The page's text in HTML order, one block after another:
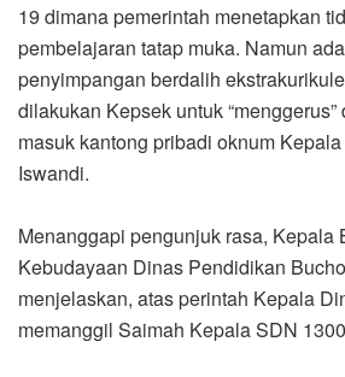
19 dimana pemerintah menetapkan
pembelajaran tatap muka. Namun
penyimpangan berdalih
dilakukan Kepsek untuk
masuk kantong pribadi oknum
Iswandi.
Menanggapi pengunjuk rasa, Kepala
Kebudayaan Dinas Pendidikan
menjelaskan, atas perintah Kepala
memanggil Saimah Kepala SDN